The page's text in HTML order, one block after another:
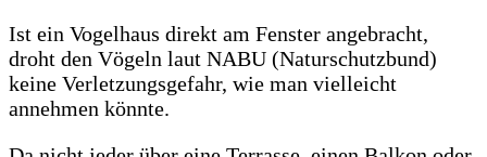
Ist ein Vogelhaus direkt am Fenster angebracht,
droht den Vögeln laut NABU (Naturschutzbund)
keine Verletzungsgefahr, wie man vielleicht
annehmen könnte.